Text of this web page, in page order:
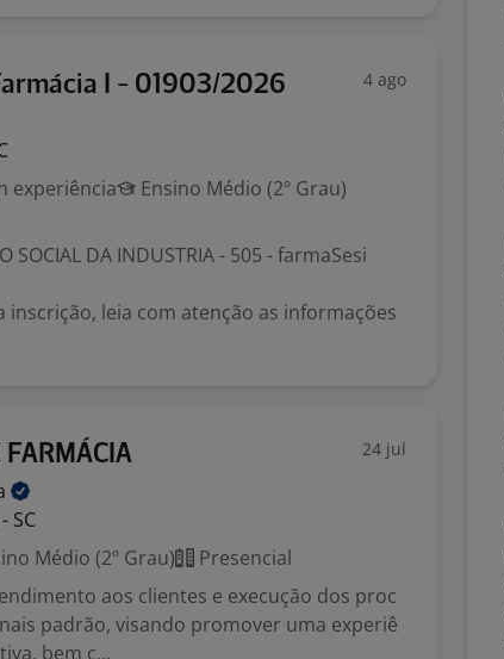
I - 01903/2026 4 ago
experiência
Ensino Médio (2º Grau)
SOCIAL DA INDUSTRIA - 505 - farmaSesi
inscrição, leia com atenção as informações
FARMÁCIA 24 jul
SC
Médio (2º Grau)
Presencial
aos clientes e execução dos proc
padrão, visando promover uma experiê
bem c...